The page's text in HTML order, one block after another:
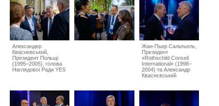
Александер
Квасневський,
Президент Польщі
(1995–2005), голова
Наглядової Ради YES
Жан-Пьер Сальтьель,
Президент
«Rothschild Сonseil
International» (1998–
2004) та Александр
Кваснєвський